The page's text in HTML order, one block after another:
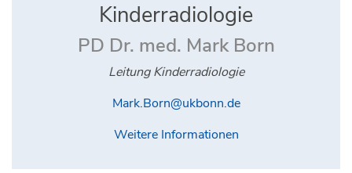
Kinderradiologie
PD Dr. med. Mark Born
Leitung Kinderradiologie
Mark.Born@ukbonn.de
Weitere Informationen